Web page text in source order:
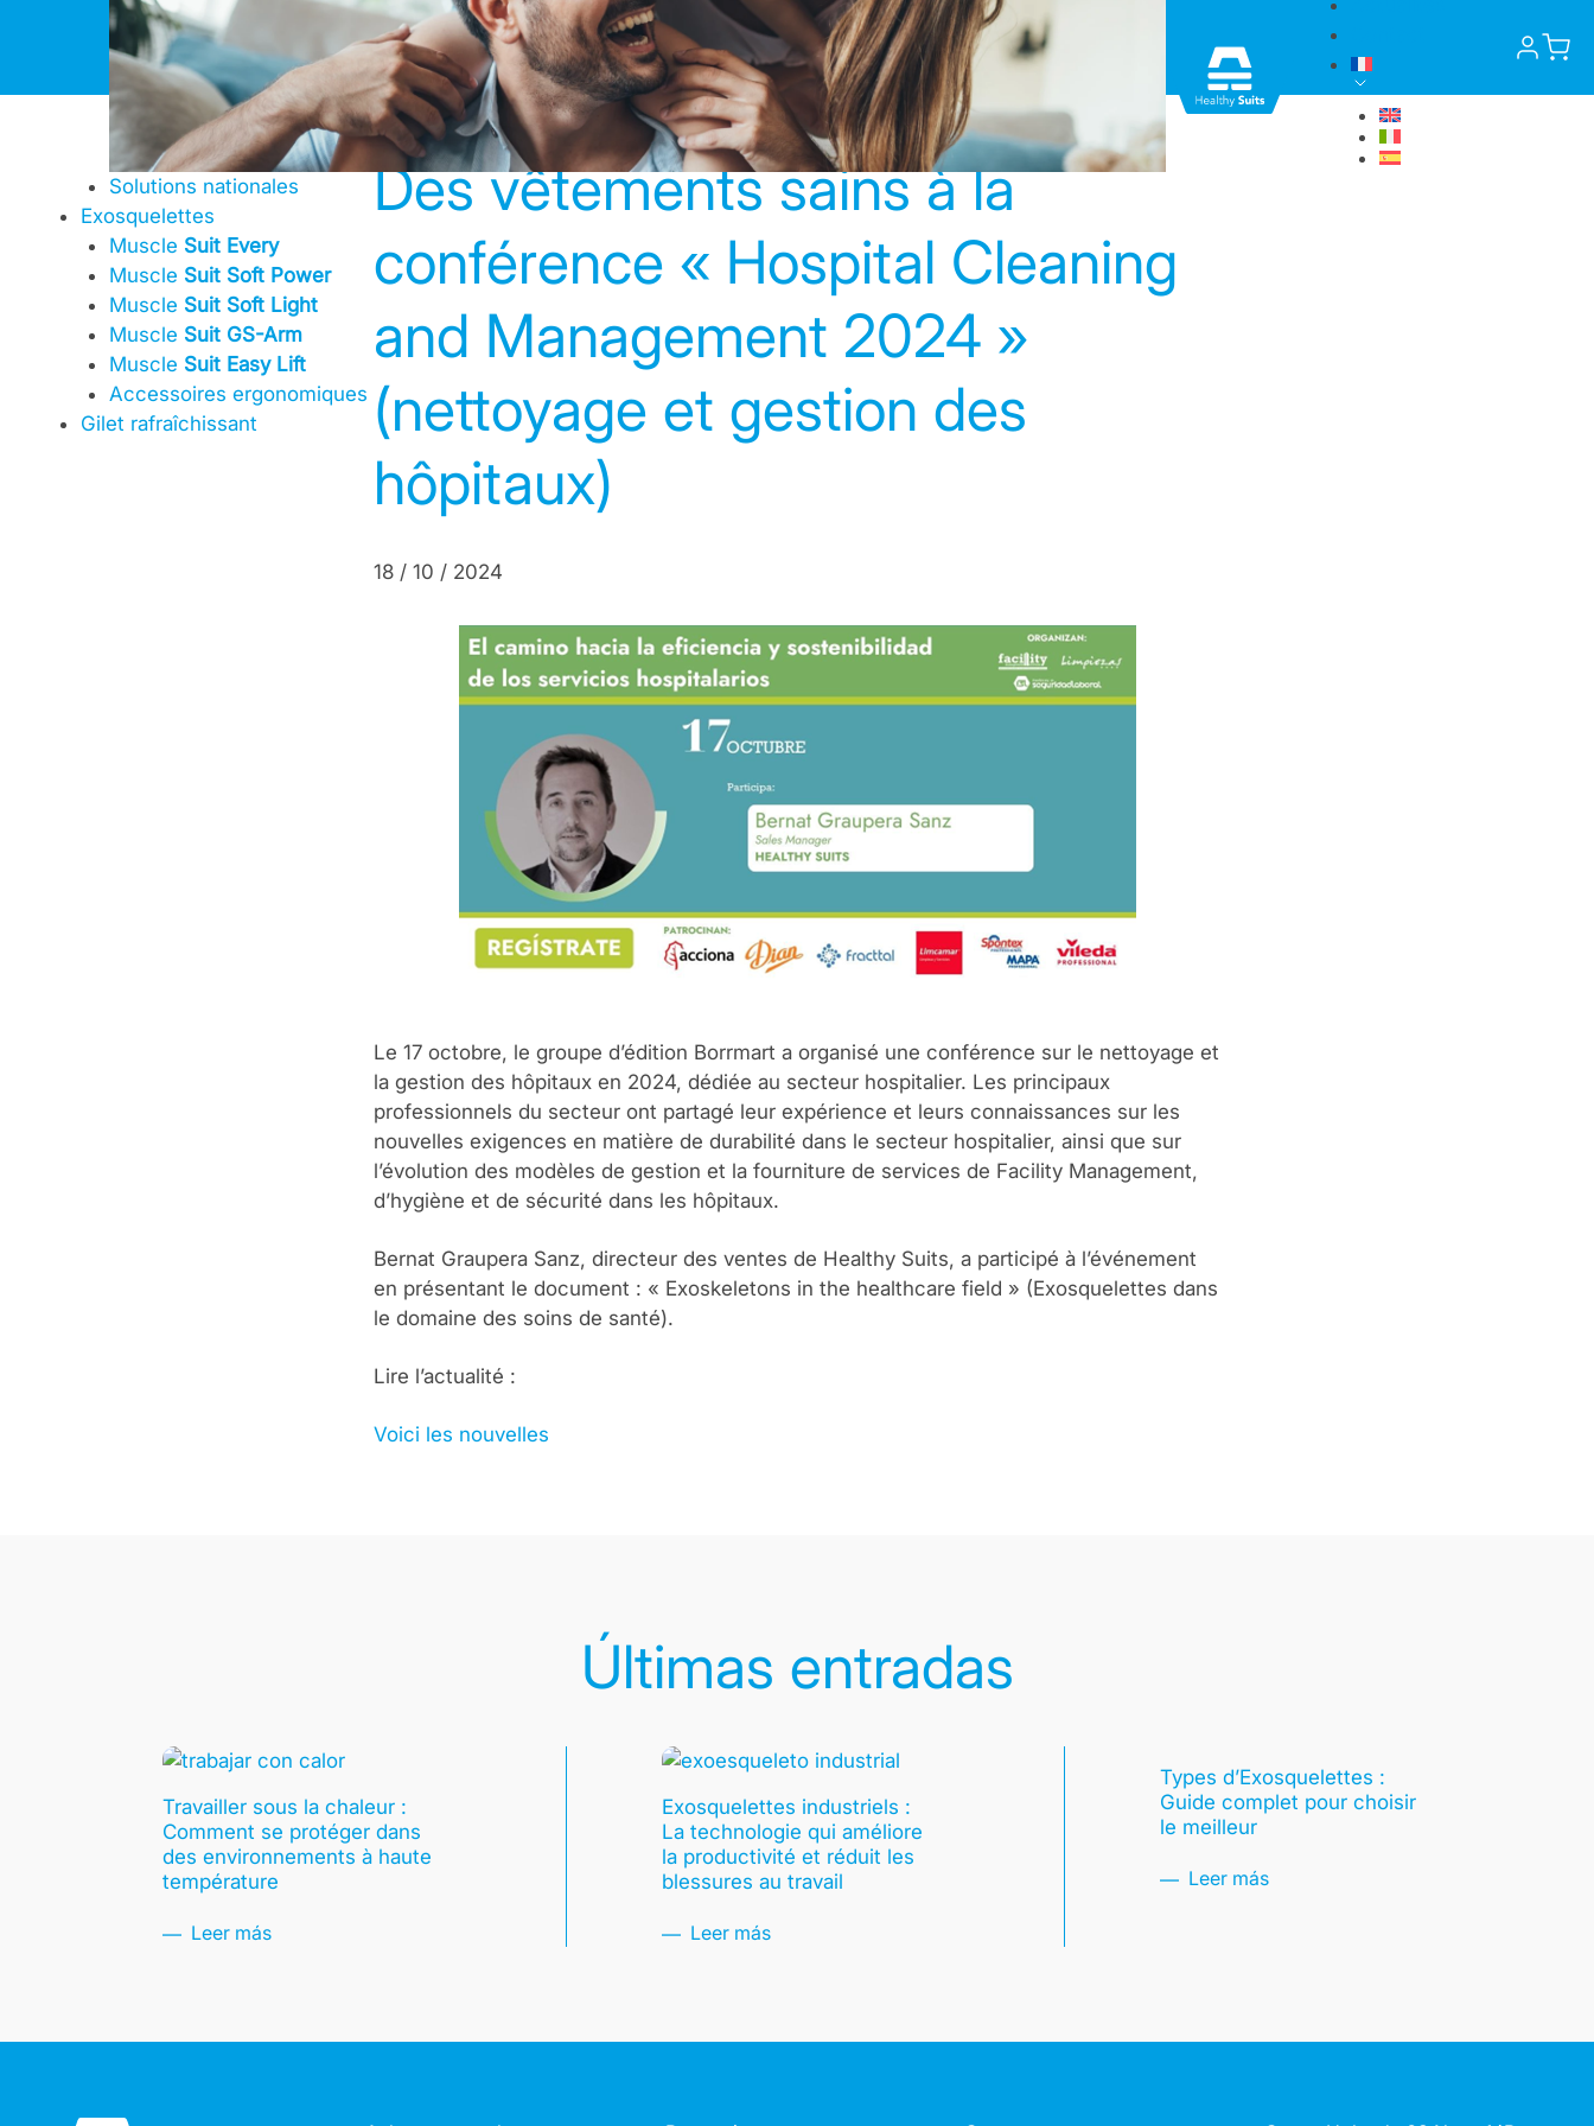
Solutions nationales
Exosquelettes
Muscle Suit Every
Muscle Suit Soft Power
Muscle Suit Soft Light
Muscle Suit GS-Arm
Muscle Suit Easy Lift
Accessoires ergonomiques
Gilet rafraîchissant
Des vêtements sains à la
conférence « Hospital Cleaning
and Management 2024 »
(nettoyage et gestion des
hôpitaux)
18 / 10 / 2024
Le 17 octobre, le groupe d’édition Borrmart a organisé une conférence sur le nettoyage et
la gestion des hôpitaux en 2024, dédiée au secteur hospitalier. Les principaux
professionnels du secteur ont partagé leur expérience et leurs connaissances sur les
nouvelles exigences en matière de durabilité dans le secteur hospitalier, ainsi que sur
l’évolution des modèles de gestion et la fourniture de services de Facility Management,
d’hygiène et de sécurité dans les hôpitaux.
Bernat Graupera Sanz, directeur des ventes de Healthy Suits, a participé à l’événement
en présentant le document : « Exoskeletons in the healthcare field » (Exosquelettes dans
le domaine des soins de santé).
Lire l’actualité :
Voici les nouvelles
Últimas entradas
Travailler sous la chaleur :
Comment se protéger dans
des environnements à haute
température
Leer más
Exosquelettes industriels :
La technologie qui améliore
la productivité et réduit les
blessures au travail
Leer más
Types d’Exosquelettes :
Guide complet pour choisir
le meilleur
Leer más